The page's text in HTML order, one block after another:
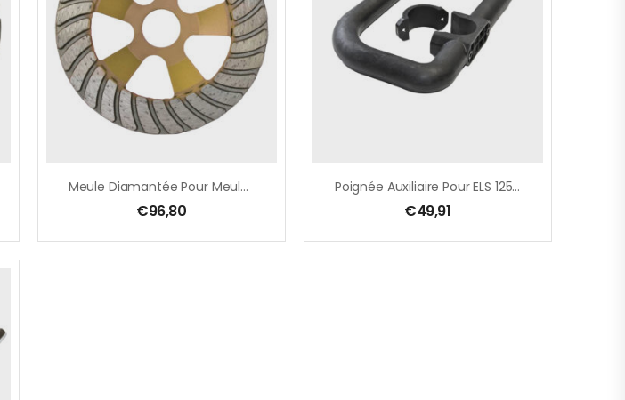
Meule Diamantée Pour Meulage De Surface Du Béton
€96,80
Poignée Auxiliaire Pour ELS 125 D / ELS 225.1
€49,91